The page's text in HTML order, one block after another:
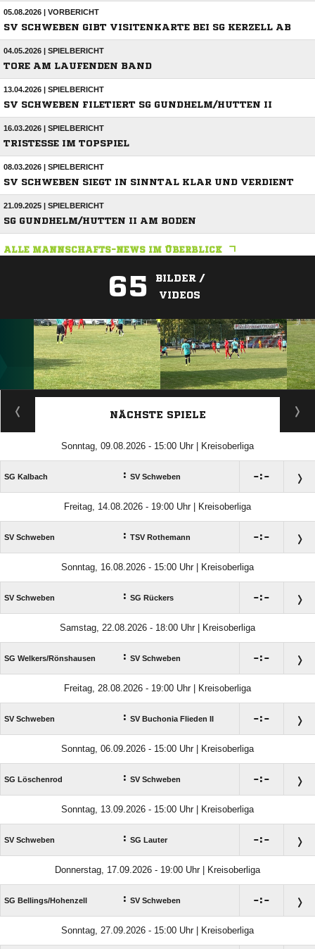
05.08.2026 | VORBERICHT
SV SCHWEBEN GIBT VISITENKARTE BEI SG KERZELL AB
04.05.2026 | SPIELBERICHT
TORE AM LAUFENDEN BAND
13.04.2026 | SPIELBERICHT
SV SCHWEBEN FILETIERT SG GUNDHELM/HUTTEN II
16.03.2026 | SPIELBERICHT
TRISTESSE IM TOPSPIEL
08.03.2026 | SPIELBERICHT
SV SCHWEBEN SIEGT IN SINNTAL KLAR UND VERDIENT
21.09.2025 | SPIELBERICHT
SG GUNDHELM/HUTTEN II AM BODEN
ALLE MANNSCHAFTS-NEWS IM ÜBERBLICK
65
BILDER /
VIDEOS
ANZEIGE
NÄCHSTE SPIELE
Sonntag, 09.08.2026 - 15:00 Uhr | Kreisoberliga
SG Kalbach : SV Schweben :
Freitag, 14.08.2026 - 19:00 Uhr | Kreisoberliga
SV Schweben : TSV Rothemann :
Sonntag, 16.08.2026 - 15:00 Uhr | Kreisoberliga
SV Schweben : SG Rückers :
Samstag, 22.08.2026 - 18:00 Uhr | Kreisoberliga
SG Welkers/​Rönshausen : SV Schweben :
Freitag, 28.08.2026 - 19:00 Uhr | Kreisoberliga
SV Schweben : SV Buchonia Flieden II :
Sonntag, 06.09.2026 - 15:00 Uhr | Kreisoberliga
SG Löschenrod : SV Schweben :
Sonntag, 13.09.2026 - 15:00 Uhr | Kreisoberliga
SV Schweben : SG Lauter :
Donnerstag, 17.09.2026 - 19:00 Uhr | Kreisoberliga
SG Bellings/​Hohenzell : SV Schweben :
Sonntag, 27.09.2026 - 15:00 Uhr | Kreisoberliga